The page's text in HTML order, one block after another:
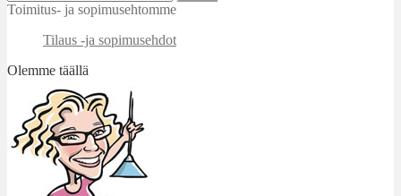
Toimitus- ja sopimusehtomme
Tilaus -ja sopimusehdot
Olemme täällä